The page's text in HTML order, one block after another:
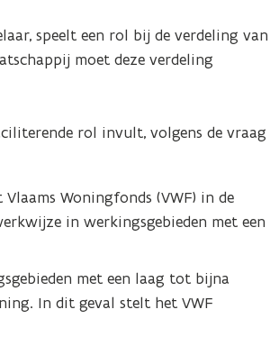
e
p
e
t
speelt een rol bij de verdeling van
moet deze verdeling
rol invult, volgens de vraag
Vlaams Woningfonds (VWF) in de
in werkingsgebieden met een
met een laag tot bijna
In dit geval stelt het VWF